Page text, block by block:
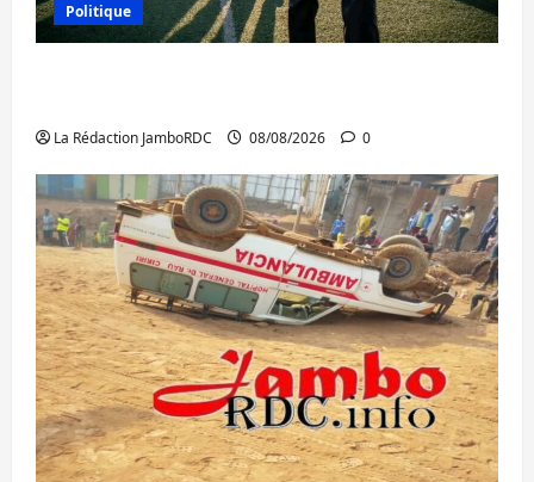
Politique
La Rédaction JamboRDC 08/08/2026 0